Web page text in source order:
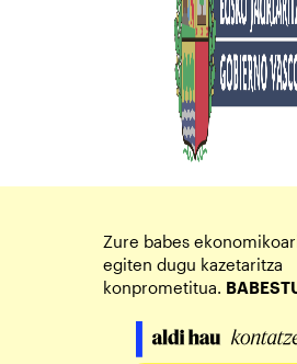
Zure babes
egiten dugu kazetaritza
konprometitua.